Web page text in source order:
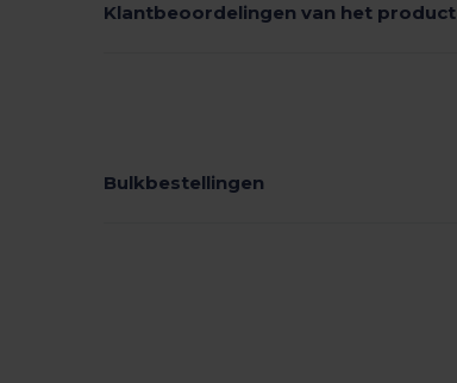
Klantbeoordelingen van het product
Bulkbestellingen